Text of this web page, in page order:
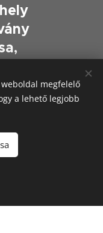
megfelelő
a lehető legjobb